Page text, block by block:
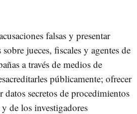
falsas y presentar
jueces, fiscales y agentes de
a través de medios de
públicamente; ofrecer
datos secretos de procedimientos
de los investigadores